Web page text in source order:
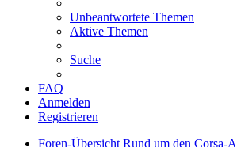
Unbeantwortete Themen
Aktive Themen
Suche
FAQ
Anmelden
Registrieren
Foren-Übersicht Rund um den Corsa-A